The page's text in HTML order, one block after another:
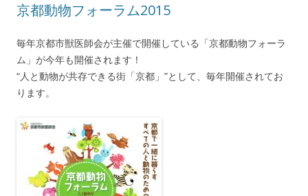
京都動物フォーラム2015
毎年京都市獣医師会が主催で開催している「京都動物フォーラ
ム」が今年も開催されます！
“人と動物が共存できる街「京都」”として、毎年開催されてお
ります。